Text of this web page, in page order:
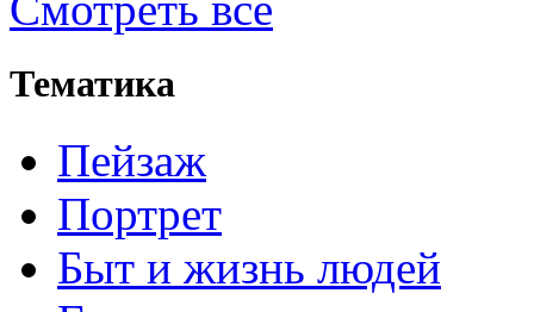
Тематика
Пейзаж
Портрет
Быт и жизнь людей